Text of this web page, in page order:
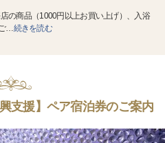
の商品（1000円以上お買い上げ）、入浴
…続きを読む
支援】ペア宿泊券のご案内